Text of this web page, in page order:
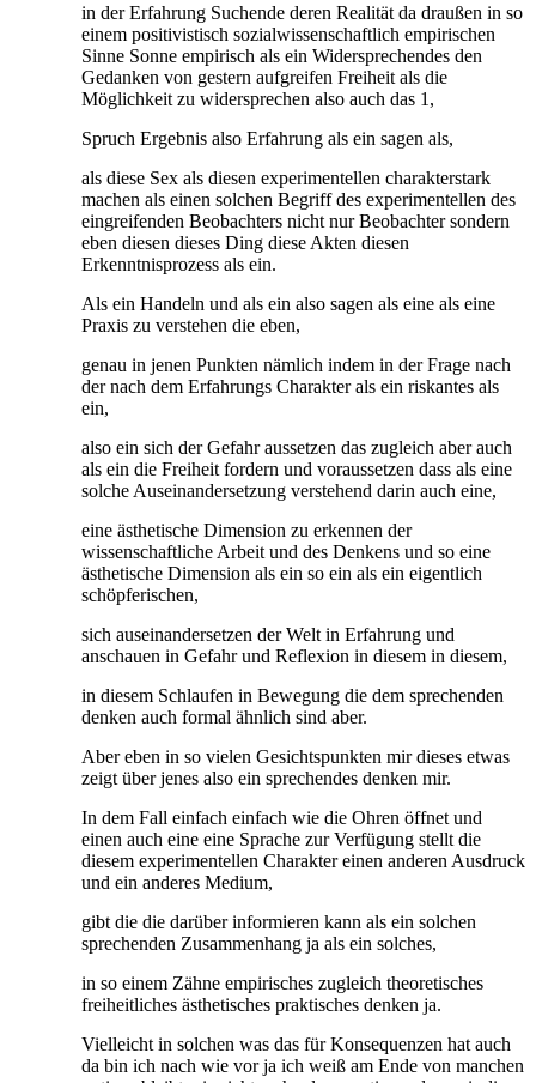
in der Erfahrung Suchende deren Realität da draußen in so
einem positivistisch sozialwissenschaftlich empirischen
Sinne Sonne empirisch als ein Widersprechendes den
Gedanken von gestern aufgreifen Freiheit als die
Möglichkeit zu widersprechen also auch das 1,
Spruch Ergebnis also Erfahrung als ein sagen als,
als diese Sex als diesen experimentellen charakterstark
machen als einen solchen Begriff des experimentellen des
eingreifenden Beobachters nicht nur Beobachter sondern
eben diesen dieses Ding diese Akten diesen
Erkenntnisprozess als ein.
Als ein Handeln und als ein also sagen als eine als eine
Praxis zu verstehen die eben,
genau in jenen Punkten nämlich indem in der Frage nach
der nach dem Erfahrungs Charakter als ein riskantes als
ein,
also ein sich der Gefahr aussetzen das zugleich aber auch
als ein die Freiheit fordern und voraussetzen dass als eine
solche Auseinandersetzung verstehend darin auch eine,
eine ästhetische Dimension zu erkennen der
wissenschaftliche Arbeit und des Denkens und so eine
ästhetische Dimension als ein so ein als ein eigentlich
schöpferischen,
sich auseinandersetzen der Welt in Erfahrung und
anschauen in Gefahr und Reflexion in diesem in diesem,
in diesem Schlaufen in Bewegung die dem sprechenden
denken auch formal ähnlich sind aber.
Aber eben in so vielen Gesichtspunkten mir dieses etwas
zeigt über jenes also ein sprechendes denken mir.
In dem Fall einfach einfach wie die Ohren öffnet und
einen auch eine eine Sprache zur Verfügung stellt die
diesem experimentellen Charakter einen anderen Ausdruck
und ein anderes Medium,
gibt die die darüber informieren kann als ein solchen
sprechenden Zusammenhang ja als ein solches,
in so einem Zähne empirisches zugleich theoretisches
freiheitliches ästhetisches praktisches denken ja.
Vielleicht in solchen was das für Konsequenzen hat auch
da bin ich nach wie vor ja ich weiß am Ende von manchen